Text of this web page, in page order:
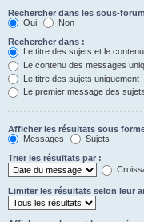
Rechercher dans les sous-
Oui
Non
Rechercher dans :
Le titre des sujets et le
Le contenu des messages
Le titre des sujets uniquement
Le premier message des
Afficher les résultats sous
Messages
Sujets
Trier les résultats par :
Limiter les résultats selon leur